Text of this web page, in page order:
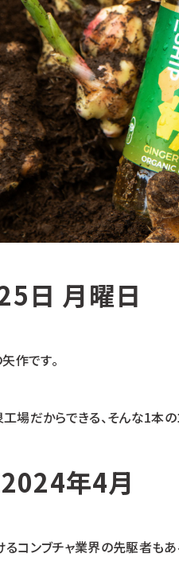
日 月曜日
作です。
場だからできる、そんな1本の
年4月
コンブチャ業界の先駆者も